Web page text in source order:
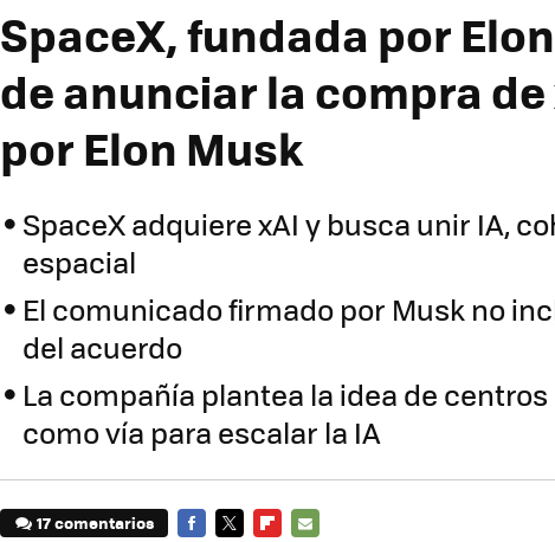
SpaceX, fundada por
de anunciar la compra
por Elon Musk
SpaceX adquiere xAI y busca unir IA,
espacial
El comunicado firmado por Musk no
del acuerdo
La compañía plantea la idea de
como vía para escalar la IA
17 comentarios